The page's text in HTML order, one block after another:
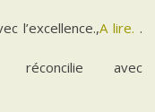
l’excellence.,A lire. .
avec